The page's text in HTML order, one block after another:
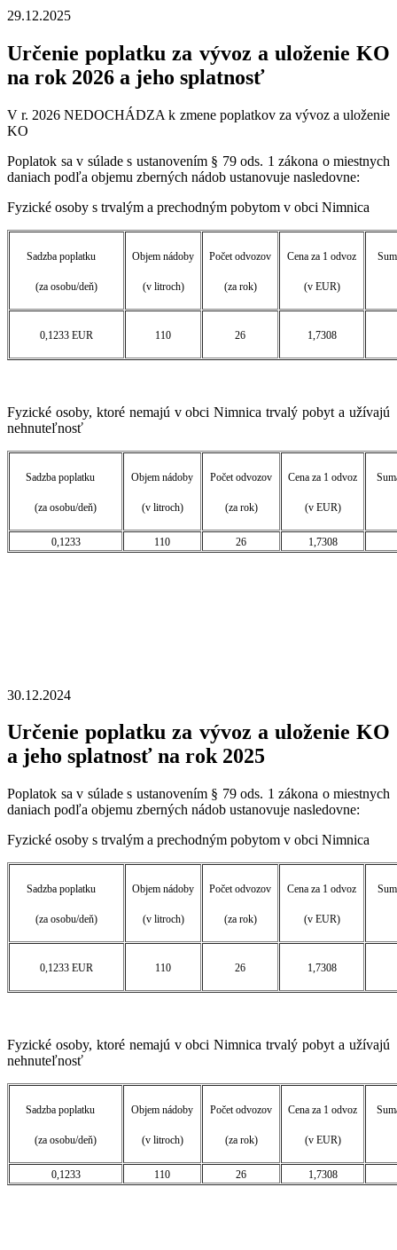
29.12.2025
Určenie poplatku za vývoz a uloženie KO
na rok 2026 a jeho splatnosť
V r. 2026 NEDOCHÁDZA k zmene poplatkov za vývoz a uloženie
KO
Poplatok sa v súlade s ustanovením § 79 ods. 1 zákona o miestnych
daniach podľa objemu zberných nádob ustanovuje nasledovne:
Fyzické osoby s trvalým a prechodným pobytom v obci Nimnica
Sadzba poplatku
(za osobu/deň)
Objem nádoby
(v litroch)
Počet odvozov
(za rok)
Cena za 1 odvoz
(v EUR)
0,1233 EUR 110 26 1,7308
Fyzické osoby, ktoré nemajú v obci Nimnica trvalý pobyt a užívajú
nehnuteľnosť
Sadzba poplatku
(za osobu/deň)
Objem nádoby
(v litroch)
Počet odvozov
(za rok)
Cena za 1 odvoz
(v EUR)
0,1233 110 26 1,7308
30.12.2024
Určenie poplatku za vývoz a uloženie KO
a jeho splatnosť na rok 2025
Poplatok sa v súlade s ustanovením § 79 ods. 1 zákona o miestnych
daniach podľa objemu zberných nádob ustanovuje nasledovne:
Fyzické osoby s trvalým a prechodným pobytom v obci Nimnica
Sadzba poplatku
(za osobu/deň)
Objem nádoby
(v litroch)
Počet odvozov
(za rok)
Cena za 1 odvoz
(v EUR)
0,1233 EUR 110 26 1,7308
Fyzické osoby, ktoré nemajú v obci Nimnica trvalý pobyt a užívajú
nehnuteľnosť
Sadzba poplatku
(za osobu/deň)
Objem nádoby
(v litroch)
Počet odvozov
(za rok)
Cena za 1 odvoz
(v EUR)
0,1233 110 26 1,7308